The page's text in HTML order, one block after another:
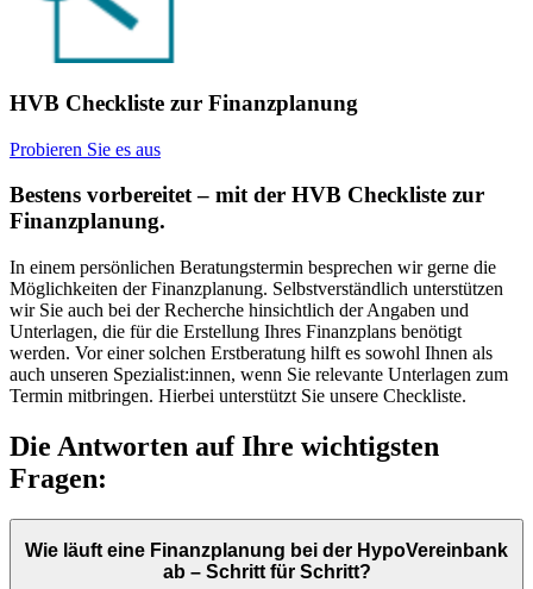
HVB Checkliste zur Finanzplanung
Probieren Sie es aus
Bestens vorbereitet – mit der HVB Checkliste zur
Finanzplanung.
In einem persönlichen Beratungstermin besprechen wir gerne die
Möglichkeiten der Finanzplanung. Selbstverständlich unterstützen
wir Sie auch bei der Recherche hinsichtlich der Angaben und
Unterlagen, die für die Erstellung Ihres Finanzplans benötigt
werden. Vor einer solchen Erstberatung hilft es sowohl Ihnen als
auch unseren Spezialist:innen, wenn Sie relevante Unterlagen zum
Termin mitbringen. Hierbei unterstützt Sie unsere Checkliste.
Die Antworten auf Ihre wichtigsten
Fragen:
Wie läuft eine Finanzplanung bei der HypoVereinbank
ab – Schritt für Schritt?